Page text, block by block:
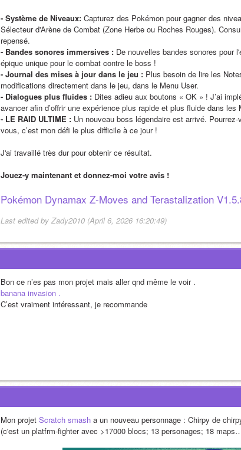
- Système de Niveaux: Capturez des Pokémon pour gagner des
Sélecteur d'Arène de Combat (Zone Herbe ou Roches Rouges).
repensé.
- Bandes sonores immersives : De nouvelles bandes sonores pour
épique unique pour le combat contre le boss !
- Journal des mises à jour dans le jeu : Plus besoin de lire les
modifications directement dans le jeu, dans le Menu User.
- Dialogues plus fluides : Dites adieu aux boutons « OK » ! J’ai
avancer afin d’offrir une expérience plus rapide et plus fluide dans
- LE RAID ULTIME : Un nouveau boss légendaire est arrivé.
vous, c’est mon défi le plus difficile à ce jour !
J'ai travaillé très dur pour obtenir ce résultat.
Jouez-y maintenant et donnez-moi votre avis !
Pokémon Dynamax Z-Moves and Terastalization
Last edited by Zady2010 (April 6, 2026 16:20:49)
Bon ce n’es pas mon projet mais aller qnd même le voir .
banana invasion .
C’est vraiment intéressant, je recommande
Mon projet Scratch smash a un nouveau personnage : Chirpy de
(c'est un platfrm-fighter avec >17000 blocs; 13 personages; 18